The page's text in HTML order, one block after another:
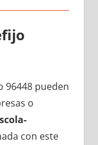
96448 pueden
ο
сοn еstе